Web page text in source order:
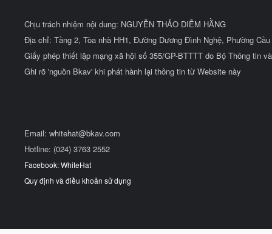
Chịu trách nhiệm nội dung: NGUYỄN THẢO DIỄM HẰNG
Địa chỉ: Tầng 2, Tòa nhà HH1, Đường Dương Đình Nghệ, Phường
Giấy phép thiết lập mạng xã hội số 355/GP-BTTTT do Bộ Thông tin
Ghi rõ 'nguồn Bkav' khi phát hành lại thông tin từ Website này
Email: whitehat@bkav.com
Hotline: (024) 3763 2552
Facebook: WhiteHat
Quy định và điều khoản sử dụng